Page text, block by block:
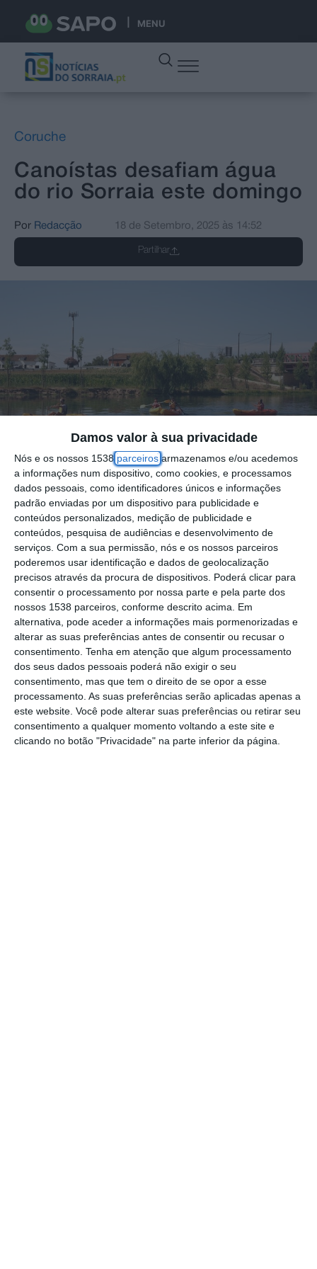
MENU
Damos valor à sua privacidade
Nós e os nossos 1538 parceiros armazenamos e/ou acedemos
a informações num dispositivo, como cookies, e processamos
dados pessoais, como identificadores únicos e informações
padrão enviadas por um dispositivo para publicidade e
conteúdos personalizados, medição de publicidade e
conteúdos, pesquisa de audiências e desenvolvimento de
serviços. Com a sua permissão, nós e os nossos parceiros
poderemos usar identificação e dados de geolocalização
precisos através da procura de dispositivos. Poderá clicar para
consentir o processamento por nossa parte e pela parte dos
nossos 1538 parceiros, conforme descrito acima. Em
alternativa, pode aceder a informações mais pormenorizadas e
alterar as suas preferências antes de consentir ou recusar o
consentimento. Tenha em atenção que algum processamento
dos seus dados pessoais poderá não exigir o seu
consentimento, mas que tem o direito de se opor a esse
processamento. As suas preferências serão aplicadas apenas a
este website. Você pode alterar suas preferências ou retirar seu
consentimento a qualquer momento voltando a este site e
clicando no botão "Privacidade" na parte inferior da página.
Coruche
Canoístas desafiam água
do rio Sorraia este domingo
Por Redacção 18 de Setembro, 2025 às 14:52
Partilhar
O Rio Sorraia vai ser palco, no dia 21 de
setembro de 2025, de mais uma edição da
iniciativa “Sentir o Sorraia”, promovida pela
empresa DS Systems, Lda em parceria com
a Búzios – Associação de Nadadores-
Salvadores de Coruche. A atividade promete
juntar aventura, natureza e convívio num
cenário único, proporcionando a todos os
participantes a experiência de uma descida
inesquecível pelas águas do Sorraia.